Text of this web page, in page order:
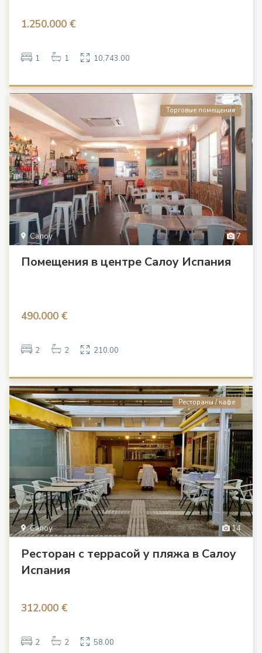
1.250.000 €
1 1 10,743.00
7
Салоу
Торговые помещения
Помещения в центре Салоу Испания
490.000 €
2 2 210.00
14
Салоу
Рестораны / кафе
Ресторан с террасой у пляжа в Салоу
Испания
312.000 €
2 2 58.00